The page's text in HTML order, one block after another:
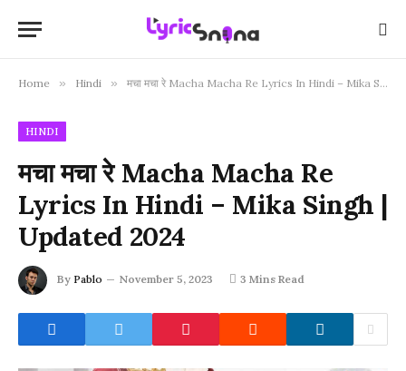
Home » Hindi » मचा मचा रे Macha Macha Re Lyrics In Hindi – Mika Singh | Updated 2024
HINDI
मचा मचा रे Macha Macha Re
Lyrics In Hindi – Mika Singh |
Updated 2024
By Pablo November 5, 2023 3 Mins Read